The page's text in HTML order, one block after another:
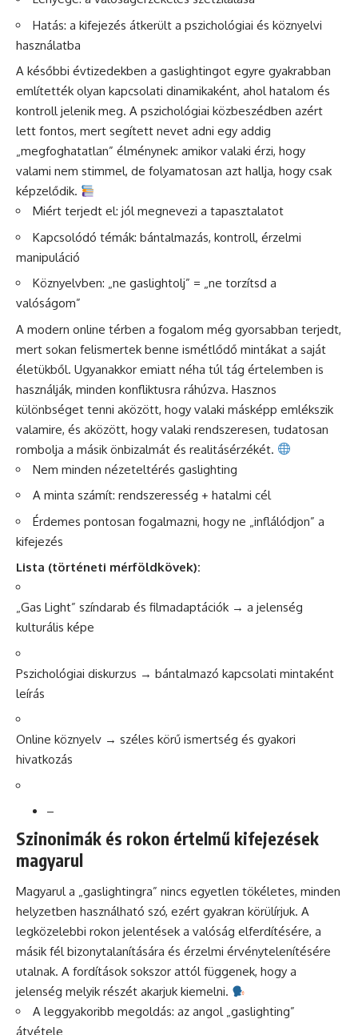
Hatás: a kifejezés átkerült a pszichológiai és köznyelvi
használatba
A későbbi évtizedekben a gaslightingot egyre gyakrabban
említették olyan kapcsolati dinamikaként, ahol hatalom és
kontroll jelenik meg. A pszichológiai közbeszédben azért
lett fontos, mert segített nevet adni egy addig
„megfoghatatlan” élménynek: amikor valaki érzi, hogy
valami nem stimmel, de folyamatosan azt hallja, hogy csak
képzelődik.
Miért terjedt el: jól megnevezi a tapasztalatot
Kapcsolódó témák: bántalmazás, kontroll, érzelmi
manipuláció
Köznyelvben: „ne gaslightolj” = „ne torzítsd a
valóságom”
A modern online térben a fogalom még gyorsabban terjedt,
mert sokan felismertek benne ismétlődő mintákat a saját
életükből. Ugyanakkor emiatt néha túl tág értelemben is
használják, minden konfliktusra ráhúzva. Hasznos
különbséget tenni aközött, hogy valaki másképp emlékszik
valamire, és aközött, hogy valaki rendszeresen, tudatosan
rombolja a másik önbizalmát és realitásérzékét.
Nem minden nézeteltérés gaslighting
A minta számít: rendszeresség + hatalmi cél
Érdemes pontosan fogalmazni, hogy ne „inflálódjon” a
kifejezés
Lista (történeti mérföldkövek):
„Gas Light” színdarab és filmadaptációk → a jelenség
kulturális képe
Pszichológiai diskurzus → bántalmazó kapcsolati mintaként
leírás
Online köznyelv → széles körű ismertség és gyakori
hivatkozás
–
Szinonimák és rokon értelmű kifejezések
magyarul
Magyarul a „gaslightingra” nincs egyetlen tökéletes, minden
helyzetben használható szó, ezért gyakran körülírjuk. A
legközelebbi rokon jelentések a valóság elferdítésére, a
másik fél bizonytalanítására és érzelmi érvénytelenítésére
utalnak. A fordítások sokszor attól függenek, hogy a
jelenség melyik részét akarjuk kiemelni.
A leggyakoribb megoldás: az angol „gaslighting”
átvétele